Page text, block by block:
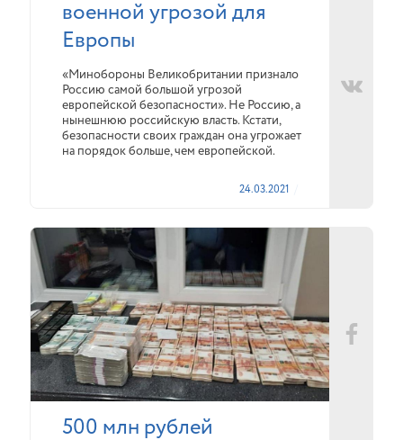
военной угрозой для
Европы
«Минобороны Великобритании признало
Россию самой большой угрозой
европейской безопасности». Не Россию, а
нынешнюю российскую власть. Кстати,
безопасности своих граждан она угрожает
на порядок больше, чем европейской.
24.03.2021
500 млн рублей